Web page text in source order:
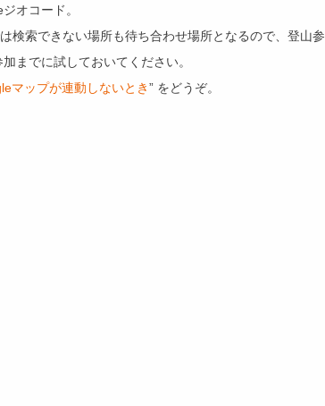
オコード。
検索できない場所も待ち合わせ場所となるので、登山参
までに試しておいてください。
マップが連動しないとき” をどうぞ。